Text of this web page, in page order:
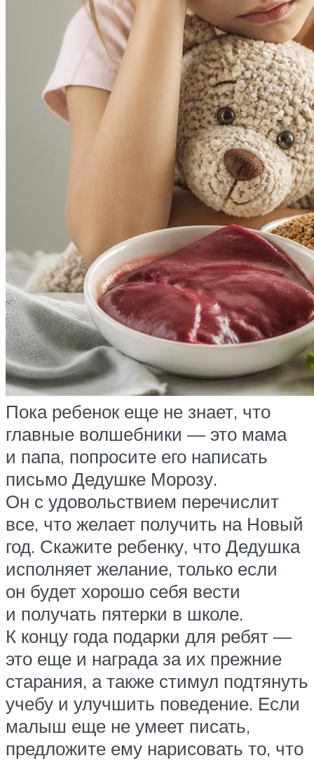
Пока ребенок еще не знает, что
главные волшебники — это мама
и папа, попросите его написать
письмо Дедушке Морозу.
Он с удовольствием перечислит
все, что желает получить на Новый
год. Скажите ребенку, что Дедушка
исполняет желание, только если
он будет хорошо себя вести
и получать пятерки в школе.
К концу года подарки для ребят —
это еще и награда за их прежние
старания, а также стимул подтянуть
учебу и улучшить поведение. Если
малыш еще не умеет писать,
предложите ему нарисовать то, что